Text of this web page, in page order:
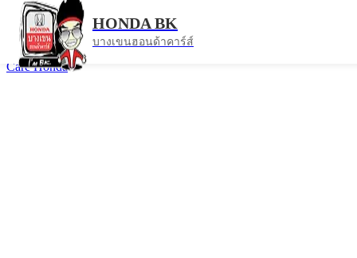
HONDA BK
บางเขนฮอนด้าคาร์ส์
test drive
ทั้งหมด ข่าวสารเกร็ดความรู้เรื่องรถ
CareHonda